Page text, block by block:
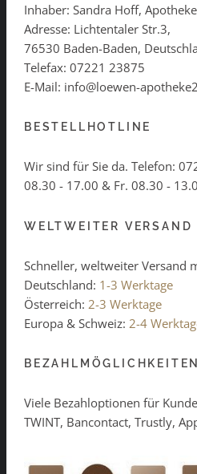
Inhaber: Sandra Hoff,
Adresse: Lichtentaler Str.3,
76530 Baden-Baden,
Telefax: 07221 23875
E-Mail: info@loewen-
BESTELLHOTLINE
Wir sind für Sie da. Telefon:
08.30 - 17.00 & Fr. 08.30 -
WELTWEITER VERSAND
Schneller, weltweiter Versand
Deutschland: 1-3 Werktage
Österreich: 2-3 Werktage
Europa & Schweiz: 2-4
BEZAHLMÖGLICHKEITEN
Viele Bezahloptionen für
TWINT, Bancontact, Trustly,